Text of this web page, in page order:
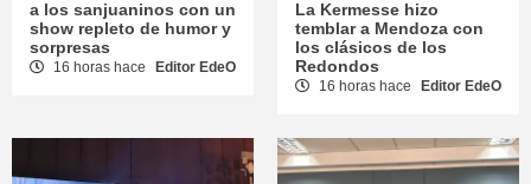
a los sanjuaninos con un
show repleto de humor y
sorpresas
16 horas hace Editor EdeO
La Kermesse hizo
temblar a Mendoza con
los clásicos de los
Redondos
16 horas hace Editor EdeO